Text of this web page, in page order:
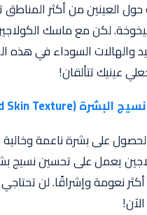
العينين من أكثر المناطق
لكن مع ماسك
والهالات السوداء في هذه
عينيك تتألقان!
على بشرة ناعمة
يعمل على تحسين نسيج
نعومة وإشراقًا. لن